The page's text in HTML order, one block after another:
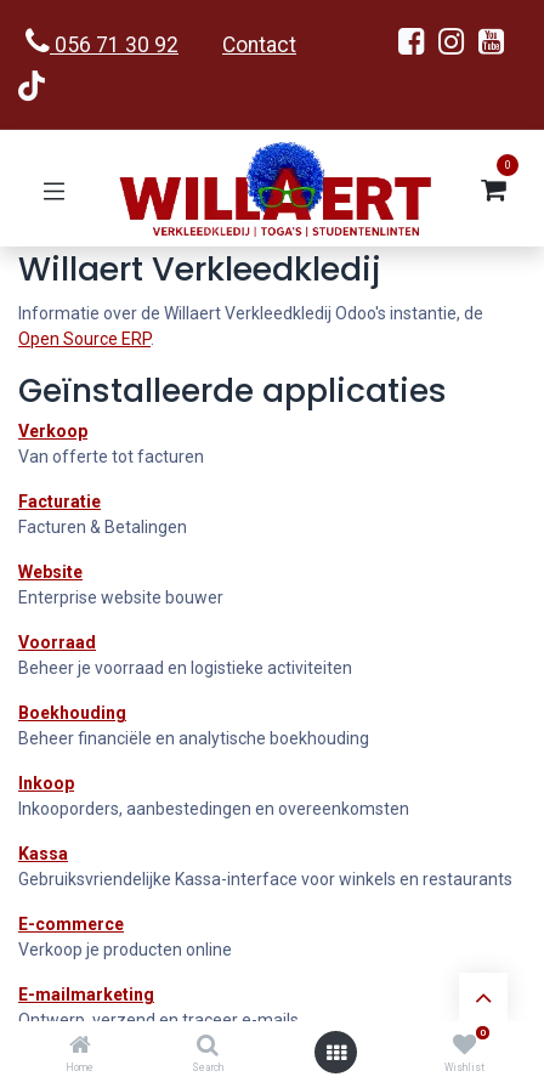
Home Search
0
Wishlist
056 71 30 92 Contact
0
Willaert Verkleedkledij
Informatie over de Willaert Verkleedkledij Odoo's instantie, de
Open Source ERP.
Geïnstalleerde applicaties
Verkoop
Van offerte tot facturen
Facturatie
Facturen & Betalingen
Website
Enterprise website bouwer
Voorraad
Beheer je voorraad en logistieke activiteiten
Boekhouding
Beheer financiële en analytische boekhouding
Inkoop
Inkooporders, aanbestedingen en overeenkomsten
Kassa
Gebruiksvriendelijke Kassa-interface voor winkels en restaurants
E-commerce
Verkoop je producten online
E-mailmarketing
Ontwerp, verzend en traceer e-mails
Studio